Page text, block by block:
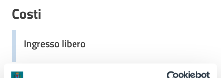
Costi
Ingresso libero